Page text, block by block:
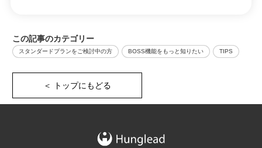
この記事のカテゴリー
スタンダードプランをご検討中の方 BOSS機能をもっと知りたい TIPS
＜ トップにもどる